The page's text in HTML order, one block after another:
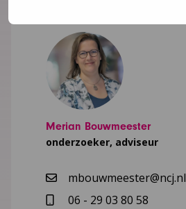
Merian Bouwmeester
onderzoeker, adviseur
mbouwmeester@ncj.nl
06 - 29 03 80 58